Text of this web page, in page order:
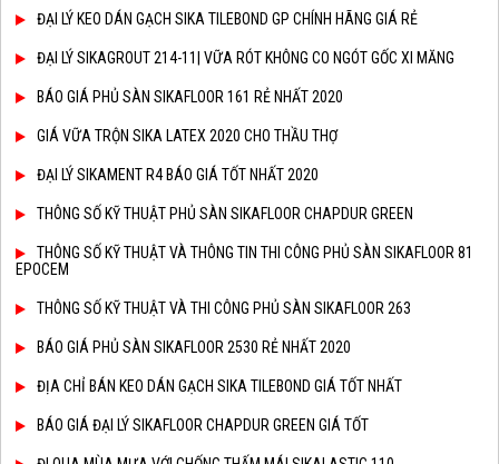
ĐẠI LÝ KEO DÁN GẠCH SIKA TILEBOND GP CHÍNH HÃNG GIÁ RẺ
ĐẠI LÝ SIKAGROUT 214-11| VỮA RÓT KHÔNG CO NGÓT GỐC XI MĂNG
BÁO GIÁ PHỦ SÀN SIKAFLOOR 161 RẺ NHẤT 2020
GIÁ VỮA TRỘN SIKA LATEX 2020 CHO THẦU THỢ
ĐẠI LÝ SIKAMENT R4 BÁO GIÁ TỐT NHẤT 2020
THÔNG SỐ KỸ THUẬT PHỦ SÀN SIKAFLOOR CHAPDUR GREEN
THÔNG SỐ KỸ THUẬT VÀ THÔNG TIN THI CÔNG PHỦ SÀN SIKAFLOOR 81
EPOCEM
THÔNG SỐ KỸ THUẬT VÀ THI CÔNG PHỦ SÀN SIKAFLOOR 263
BÁO GIÁ PHỦ SÀN SIKAFLOOR 2530 RẺ NHẤT 2020
ĐỊA CHỈ BÁN KEO DÁN GẠCH SIKA TILEBOND GIÁ TỐT NHẤT
BÁO GIÁ ĐẠI LÝ SIKAFLOOR CHAPDUR GREEN GIÁ TỐT